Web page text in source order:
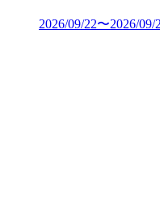
2026/09/22〜2026/09/